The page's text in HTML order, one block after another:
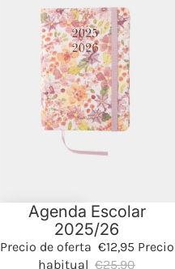
Agenda Escolar
2025/26
Precio de oferta €12,95 Precio
habitual €25,90